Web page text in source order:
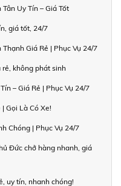
Uy Tín – Giá Tốt
giá tốt, 24/7
Giá Rẻ | Phục Vụ 24/7
rẻ, không phát sinh
– Giá Rẻ | Phục Vụ 24/7
Gọi Là Có Xe!
Chóng | Phục Vụ 24/7
Đức chở hàng nhanh, giá
uy tín, nhanh chóng!